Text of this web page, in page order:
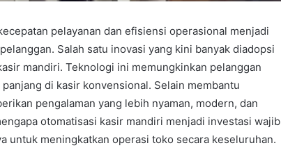
pelayanan dan efisiensi operasional menjadi
Salah satu inovasi yang kini banyak diadopsi
mandiri. Teknologi ini memungkinkan pelanggan
di kasir konvensional. Selain membantu
pengalaman yang lebih nyaman, modern, dan
otomatisasi kasir mandiri menjadi investasi wajib
untuk meningkatkan operasi toko secara keseluruhan.